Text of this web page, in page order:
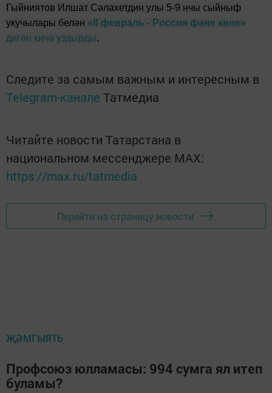
Гыйниятов Илшат Сәлахетдин улы 5-9 нчы сыйныф
укучылары белән «8 февраль - Россия фәне көне»
дигән кичә уздырды.
Следите за самым важным и интересным в
Telegram-канале Татмедиа
Читайте новости Татарстана в
национальном мессенджере MАХ:
https://max.ru/tatmedia
Перейти на страницу новости
ҖӘМГЫЯТЬ
Профсоюз юлламасы: 994 сумга ял итеп
буламы?